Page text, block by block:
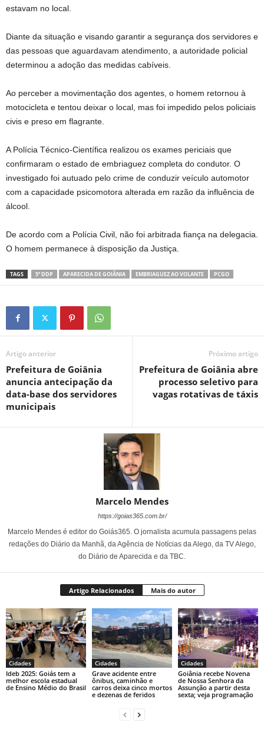
estavam no local.
Diante da situação e visando garantir a segurança dos servidores e
das pessoas que aguardavam atendimento, a autoridade policial
determinou a adoção das medidas cabíveis.
Ao perceber a movimentação dos agentes, o homem retornou à
motocicleta e tentou deixar o local, mas foi impedido pelos policiais
civis e preso em flagrante.
A Polícia Técnico-Científica realizou os exames periciais que
confirmaram o estado de embriaguez completa do condutor. O
investigado foi autuado pelo crime de conduzir veículo automotor
com a capacidade psicomotora alterada em razão da influência de
álcool.
De acordo com a Polícia Civil, não foi arbitrada fiança na delegacia.
O homem permanece à disposição da Justiça.
TAGS 5ª DDP APARECIDA DE GOIÂNIA EMBRIAGUEZ AO VOLANTE PCGO
Artigo anterior
Prefeitura de Goiânia
anuncia antecipação da
data-base dos servidores
municipais
Próximo artigo
Prefeitura de Goiânia abre
processo seletivo para
vagas rotativas de táxis
Marcelo Mendes
https://goias365.com.br/
Marcelo Mendes é editor do Goiás365. O jornalista acumula passagens pelas
redações do Diário da Manhã, da Agência de Notícias da Alego, da TV Alego,
do Diário de Aparecida e da TBC.
Artigo Relacionados Mais do autor
Cidades
Ideb 2025: Goiás tem a
melhor escola estadual
de Ensino Médio do Brasil
Cidades
Grave acidente entre
ônibus, caminhão e
carros deixa cinco mortos
e dezenas de feridos
Cidades
Goiânia recebe Novena
de Nossa Senhora da
Assunção a partir desta
sexta; veja programação